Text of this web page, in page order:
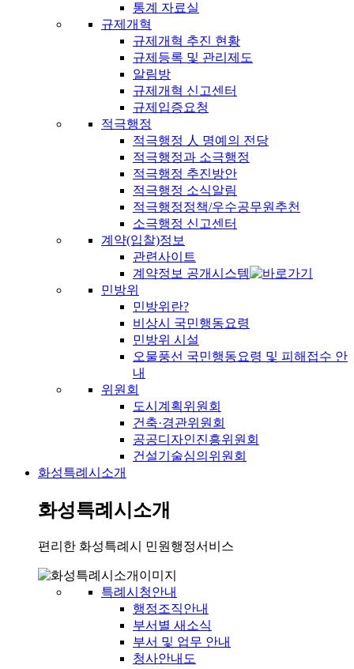
통계 자료실
규제개혁
규제개혁 추진 현황
규제등록 및 관리제도
알림방
규제개혁 신고센터
규제입증요청
적극행정
적극행정 人 명예의 전당
적극행정과 소극행정
적극행정 추진방안
적극행정 소식알림
적극행정정책/우수공무원추천
소극행정 신고센터
계약(입찰)정보
관련사이트
계약정보 공개시스템
민방위
민방위란?
비상시 국민행동요령
민방위 시설
오물풍선 국민행동요령 및 피해접수 안
내
위원회
도시계획위원회
건축·경관위원회
공공디자인진흥위원회
건설기술심의위원회
화성특례시소개
화성특례시소개
편리한 화성특례시 민원행정서비스
특례시청안내
행정조직안내
부서별 새소식
부서 및 업무 안내
청사안내도